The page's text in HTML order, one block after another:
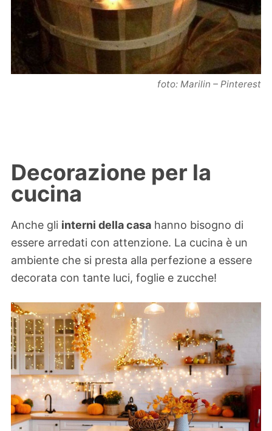
foto: Marilin – Pinterest
Decorazione per la
cucina
Anche gli interni della casa hanno bisogno di
essere arredati con attenzione. La cucina è un
ambiente che si presta alla perfezione a essere
decorata con tante luci, foglie e zucche!